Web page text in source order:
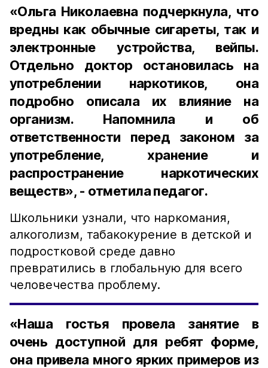
«Ольга Николаевна подчеркнула, что
вредны как обычные сигареты, так и
электронные устройства, вейпы.
Отдельно доктор остановилась на
употреблении наркотиков, она
подробно описала их влияние на
организм. Напомнила и об
ответственности перед законом за
употребление, хранение и
распространение наркотических
веществ», - отметила педагог.
Школьники узнали, что наркомания,
алкоголизм, табакокурение в детской и
подростковой среде давно
превратились в глобальную для всего
человечества проблему.
«Наша гостья провела занятие в
очень доступной для ребят форме,
она привела много ярких примеров из